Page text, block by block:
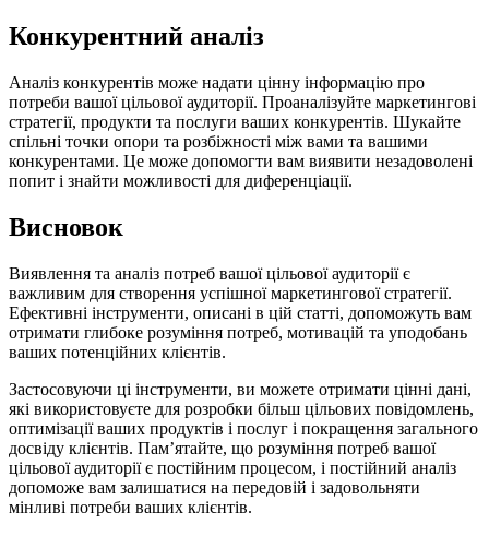
Конкурентний аналіз
Аналіз конкурентів може надати цінну інформацію про
потреби вашої цільової аудиторії. Проаналізуйте маркетингові
стратегії, продукти та послуги ваших конкурентів. Шукайте
спільні точки опори та розбіжності між вами та вашими
конкурентами. Це може допомогти вам виявити незадоволені
попит і знайти можливості для диференціації.
Висновок
Виявлення та аналіз потреб вашої цільової аудиторії є
важливим для створення успішної маркетингової стратегії.
Ефективні інструменти, описані в цій статті, допоможуть вам
отримати глибоке розуміння потреб, мотивацій та уподобань
ваших потенційних клієнтів.
Застосовуючи ці інструменти, ви можете отримати цінні дані,
які використовуєте для розробки більш цільових повідомлень,
оптимізації ваших продуктів і послуг і покращення загального
досвіду клієнтів. Пам’ятайте, що розуміння потреб вашої
цільової аудиторії є постійним процесом, і постійний аналіз
допоможе вам залишатися на передовій і задовольняти
мінливі потреби ваших клієнтів.